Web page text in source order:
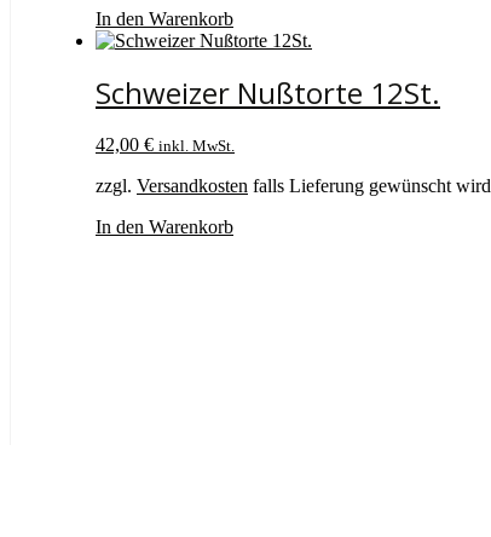
In den Warenkorb
Schweizer Nußtorte 12St.
42,00 € inkl. MwSt.
zzgl. Versandkosten falls Lieferung gewünscht wird
In den Warenkorb